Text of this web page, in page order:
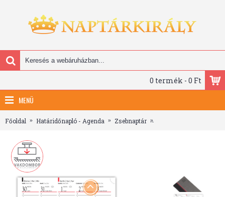
0 termék - 0 Ft
MENÜ
Főoldal Határidőnapló - Agenda Zsebnaptár